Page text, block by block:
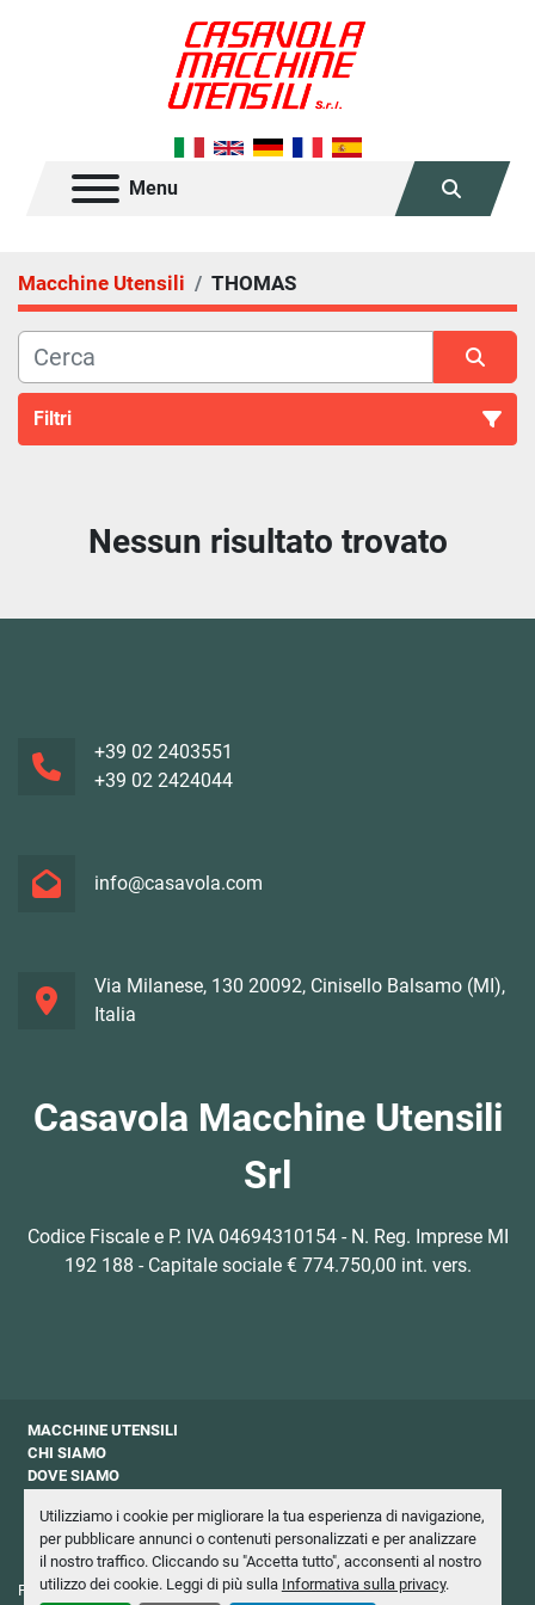
Utilizziamo i cookie per migliorare la tua esperienza di navigazione,
per pubblicare annunci o contenuti personalizzati e per analizzare
il nostro traffico. Cliccando su "Accetta tutto", acconsenti al nostro
utilizzo dei cookie. Leggi di più sulla Informativa sulla privacy.
Menu
Cerca
Macchine Utensili THOMAS
Filtri
Ordina per
Nessun risultato trovato
+39 02 2403551
+39 02 2424044
info@casavola.com
Via Milanese, 130 20092, Cinisello Balsamo (MI),
Italia
Casavola Macchine Utensili
Srl
Codice Fiscale e P. IVA 04694310154 - N. Reg. Imprese MI
192 188 - Capitale sociale € 774.750,00 int. vers.
MACCHINE UTENSILI
CHI SIAMO
DOVE SIAMO
PRIVACY
NEWSLETTER
Personalizza le preferenze sui Cookies